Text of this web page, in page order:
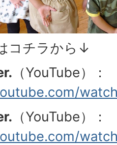
コチラから↓
（YouTube）：
（YouTube）：